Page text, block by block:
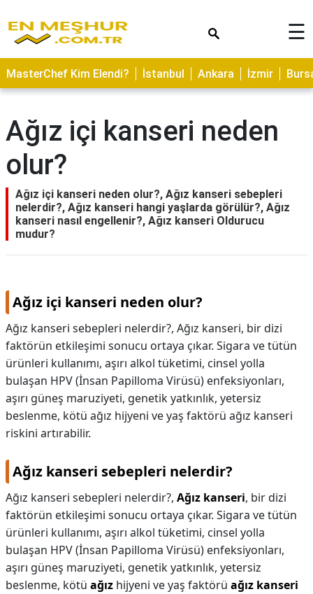
ASTROLOJİ
SAĞLIK
TARİFLERİ
GEZİLECEK
YERLER
CİLT
BAKIMI
NEDİR
HAMİLELİK
KAPLICALAR
İLETİŞİM
☰
MasterChef Kim Elendi? İstanbul Ankara İzmir
Ağız içi kanseri neden
olur?
Ağız içi kanseri neden olur?, Ağız kanseri sebepleri
nelerdir?, Ağız kanseri hangi yaşlarda görülür?, Ağız
kanseri nasıl engellenir?, Ağız kanseri Oldurucu
mudur?
Ağız içi kanseri neden olur?
Ağız kanseri sebepleri nelerdir?, Ağız kanseri, bir dizi
faktörün etkileşimi sonucu ortaya çıkar. Sigara ve tütün
ürünleri kullanımı, aşırı alkol tüketimi, cinsel yolla
bulaşan HPV (İnsan Papilloma Virüsü) enfeksiyonları,
aşırı güneş maruziyeti, genetik yatkınlık, yetersiz
beslenme, kötü ağız hijyeni ve yaş faktörü ağız kanseri
riskini artırabilir.
Ağız kanseri sebepleri nelerdir?
Ağız kanseri sebepleri nelerdir?, Ağız kanseri, bir dizi
faktörün etkileşimi sonucu ortaya çıkar. Sigara ve tütün
ürünleri kullanımı, aşırı alkol tüketimi, cinsel yolla
bulaşan HPV (İnsan Papilloma Virüsü) enfeksiyonları,
aşırı güneş maruziyeti, genetik yatkınlık, yetersiz
beslenme, kötü ağız hijyeni ve yaş faktörü ağız kanseri